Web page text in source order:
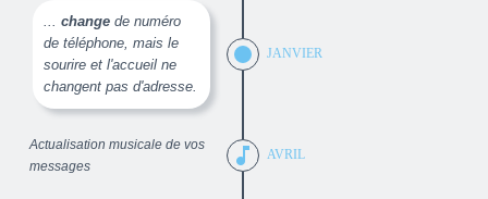
...change de numéro
de téléphone, mais le
sourire et l'accueil ne
changent pas d'adresse.
JANVIER
Actualisation musicale de vos
messages
music_note AVRIL